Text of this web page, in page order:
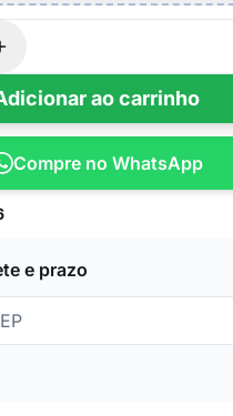
ao carrinho
Compre no WhatsApp
e prazo